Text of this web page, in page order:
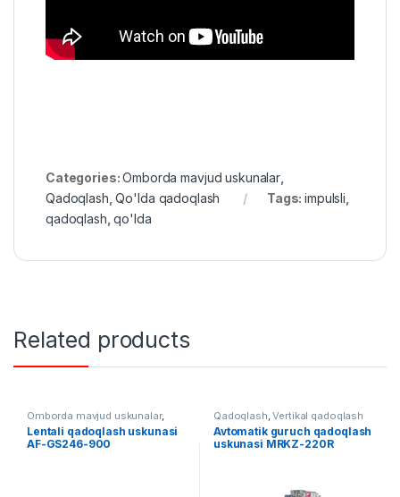
Categories:Omborda mavjud uskunalar,
Qadoqlash ,Qo'lda qadoqlash Tags:impulsli
qadoqlash ,qo'lda
Related products
Omborda mavjud uskunalar,
Qadoqlash
Lentali qadoqlash uskunasi
AF-GS246-900
Qadoqlash ,Vertikal qadoqlash
Avtomatik guruch qadoqlash
uskunasi MRKZ-220R